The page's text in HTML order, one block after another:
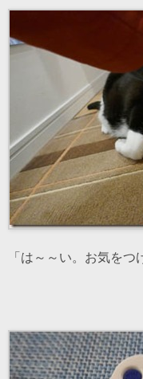
「は～～い。お気をつ